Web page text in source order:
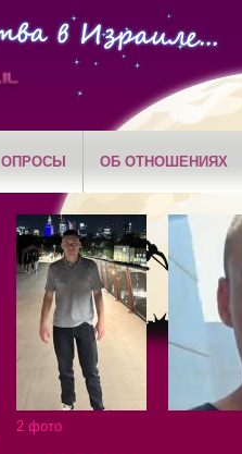
ОПРОСЫ ОБ ОТНОШЕНИЯХ
2 фото